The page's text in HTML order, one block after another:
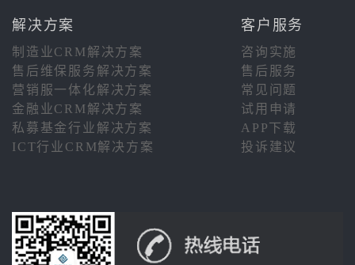
解决方案 客户服务
制造业CRM解决方案
咨询实施
售后维保服务解决方案
售后服务
营销服一体化解决方案
常见问题
金融业CRM解决方案
试用申请
私募基金行业解决方案
APP下载
ICT行业CRM解决方案
投诉建议